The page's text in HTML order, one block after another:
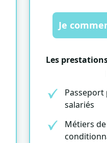
Je
Les
Passeport
salariés
Métiers